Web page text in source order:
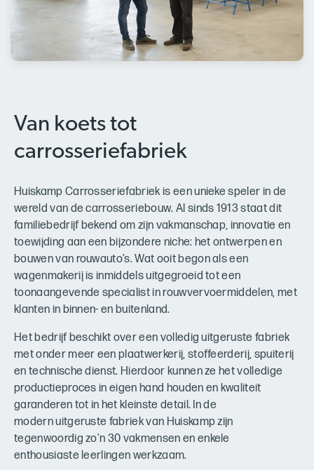
Van koets tot
carrosseriefabriek
Huiskamp Carrosseriefabriek is een unieke speler in de
wereld van de carrosseriebouw. Al sinds 1913 staat dit
familiebedrijf bekend om zijn vakmanschap, innovatie en
toewijding aan een bijzondere niche: het ontwerpen en
bouwen van rouwauto’s. Wat ooit begon als een
wagenmakerij is inmiddels uitgegroeid tot een
toonaangevende specialist in rouwvervoermiddelen, met
klanten in binnen- en buitenland.
Het bedrijf beschikt over een volledig uitgeruste fabriek
met onder meer een plaatwerkerij, stoffeerderij, spuiterij
en technische dienst. Hierdoor kunnen ze het volledige
productieproces in eigen hand houden en kwaliteit
garanderen tot in het kleinste detail. In de
modern uitgeruste fabriek van Huiskamp zijn
tegenwoordig zo’n 30 vakmensen en enkele
enthousiaste leerlingen werkzaam.